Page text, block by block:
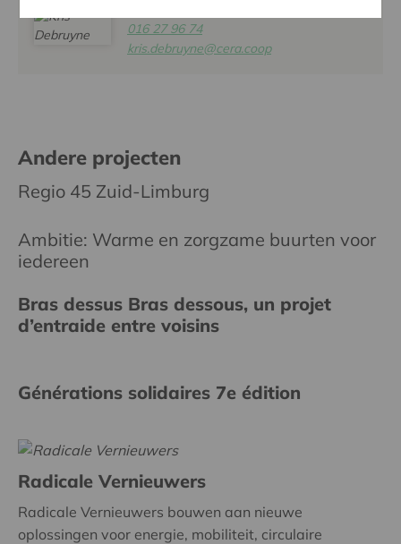
016 27 96 74
kris.debruyne@cera.coop
Andere projecten
Regio 45 Zuid-Limburg
Ambitie: Warme en zorgzame buurten voor
iedereen
Bras dessus Bras dessous, un projet
d’entraide entre voisins
Générations solidaires 7e édition
Radicale Vernieuwers
Radicale Vernieuwers bouwen aan nieuwe
oplossingen voor energie, mobiliteit, circulaire